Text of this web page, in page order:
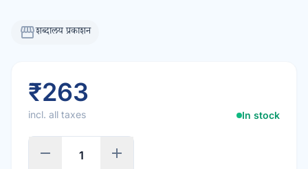
storefrontशब्दालय प्रकाशन
₹263
incl. all taxes In stock
remove add